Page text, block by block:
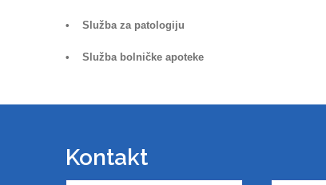
• Služba za patologiju
• Služba bolničke apoteke
Kontakt